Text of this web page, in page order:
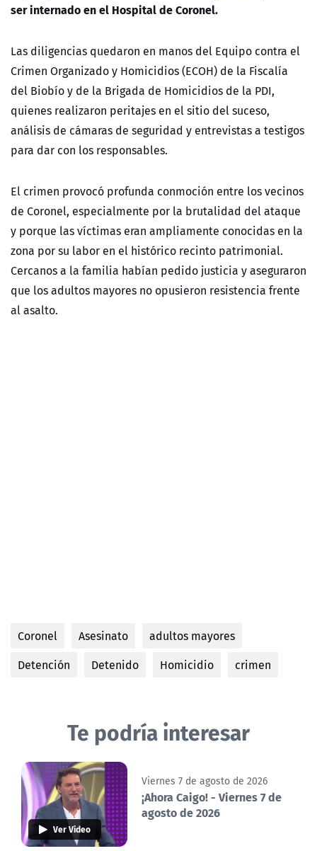
ser internado en el Hospital de Coronel.
Las diligencias quedaron en manos del Equipo contra el
Crimen Organizado y Homicidios (ECOH) de la Fiscalía
del Biobío y de la Brigada de Homicidios de la PDI,
quienes realizaron peritajes en el sitio del suceso,
análisis de cámaras de seguridad y entrevistas a testigos
para dar con los responsables.
El crimen provocó profunda conmoción entre los vecinos
de Coronel, especialmente por la brutalidad del ataque
y porque las víctimas eran ampliamente conocidas en la
zona por su labor en el histórico recinto patrimonial.
Cercanos a la familia habían pedido justicia y aseguraron
que los adultos mayores no opusieron resistencia frente
al asalto.
Coronel Asesinato
adultos mayores
Detención
Detenido Homicidio crimen
Te podría interesar
Ver Video
Viernes 7 de agosto de 2026
¡Ahora Caigo! - Viernes 7 de
agosto de 2026